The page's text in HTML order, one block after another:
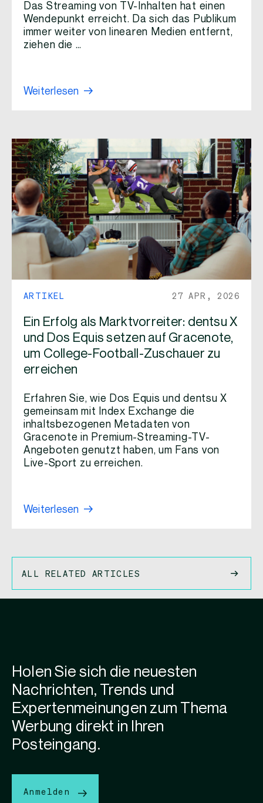
Das Streaming von TV-Inhalten hat einen
Wendepunkt erreicht. Da sich das Publikum
immer weiter von linearen Medien entfernt,
ziehen die …
Weiterlesen
ARTIKEL 27 APR, 2026
Ein Erfolg als Marktvorreiter: dentsu X
und Dos Equis setzen auf Gracenote,
um College-Football-Zuschauer zu
erreichen
Erfahren Sie, wie Dos Equis und dentsu X
gemeinsam mit Index Exchange die
inhaltsbezogenen Metadaten von
Gracenote in Premium-Streaming-TV-
Angeboten genutzt haben, um Fans von
Live-Sport zu erreichen.
Weiterlesen
ALL RELATED ARTICLES
Holen Sie sich die neuesten
Nachrichten, Trends und
Expertenmeinungen zum Thema
Werbung direkt in Ihren
Posteingang.
Anmelden